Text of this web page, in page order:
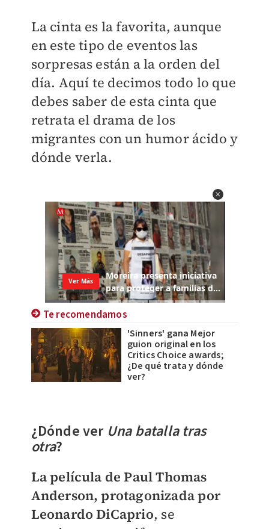
La cinta es la favorita, aunque
en este tipo de eventos las
sorpresas están a la orden del
día. Aquí te decimos todo lo que
debes saber de esta cinta que
retrata el drama de los
migrantes con un humor ácido y
dónde verla.
Te recomendamos
'Sinners' gana Mejor
guion original en los
Critics Choice awards;
¿De qué trata y dónde
ver?
¿Dónde ver Una batalla tras
otra?
La película de Paul Thomas
Anderson, protagonizada por
Leonardo DiCaprio, se